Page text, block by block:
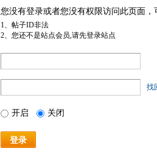
您没有登录或者您没有权限访问此页面
1、帖子ID非法
2、您还不是站点会员,请先登录站点
找
开启 关闭
登录